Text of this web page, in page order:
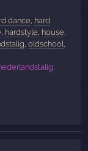
dance, hard
, hardstyle, house,
, oldschool,